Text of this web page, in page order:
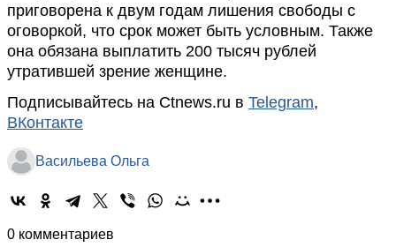
приговорена к двум годам лишения свободы с
оговоркой, что срок может быть условным. Также
она обязана выплатить 200 тысяч рублей
утратившей зрение женщине.
Подписывайтесь на Ctnews.ru в Telegram,
ВКонтакте
Васильева Ольга
0 комментариев